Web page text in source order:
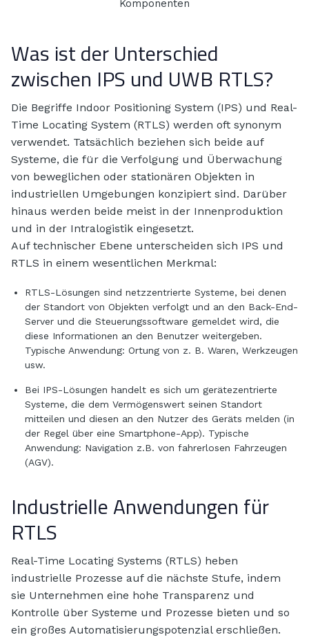
Komponenten
Was ist der Unterschied
zwischen IPS und UWB RTLS?
Die Begriffe Indoor Positioning System (IPS) und Real-
Time Locating System (RTLS) werden oft synonym
verwendet. Tatsächlich beziehen sich beide auf
Systeme, die für die Verfolgung und Überwachung
von beweglichen oder stationären Objekten in
industriellen Umgebungen konzipiert sind. Darüber
hinaus werden beide meist in der Innenproduktion
und in der Intralogistik eingesetzt.
Auf technischer Ebene unterscheiden sich IPS und
RTLS in einem wesentlichen Merkmal:
RTLS-Lösungen sind netzzentrierte Systeme, bei denen
der Standort von Objekten verfolgt und an den Back-End-
Server und die Steuerungssoftware gemeldet wird, die
diese Informationen an den Benutzer weitergeben.
Typische Anwendung: Ortung von z. B. Waren, Werkzeugen
usw.
Bei IPS-Lösungen handelt es sich um gerätezentrierte
Systeme, die dem Vermögenswert seinen Standort
mitteilen und diesen an den Nutzer des Geräts melden (in
der Regel über eine Smartphone-App). Typische
Anwendung: Navigation z.B. von fahrerlosen Fahrzeugen
(AGV).
Industrielle Anwendungen für
RTLS
Real-Time Locating Systems (RTLS) heben
industrielle Prozesse auf die nächste Stufe, indem
sie Unternehmen eine hohe Transparenz und
Kontrolle über Systeme und Prozesse bieten und so
ein großes Automatisierungspotenzial erschließen.